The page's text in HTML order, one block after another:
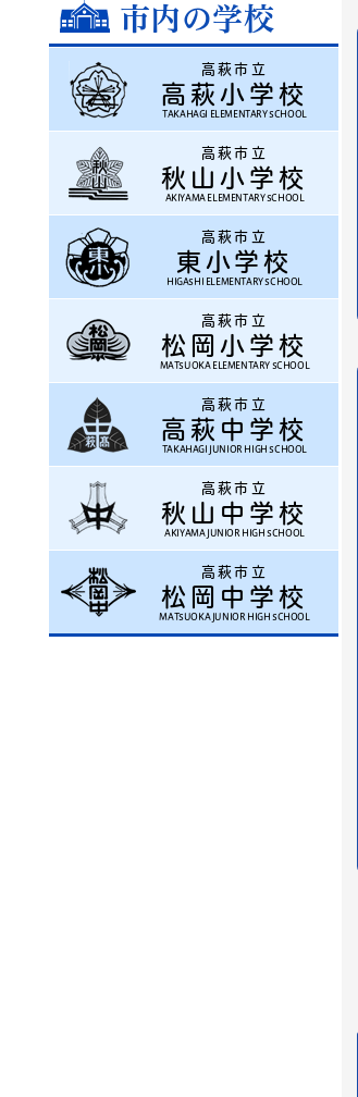
市内の学校
高萩市立
高萩小学校
TAKAHAGI ELEMENTARY SCHOOL
高萩市立
秋山小学校
AKIYAMA ELEMENTARY SCHOOL
高萩市立
東小学校
HIGASHI ELEMENTARY SCHOOL
高萩市立
松岡小学校
MATSUOKA ELEMENTARY SCHOOL
高萩市立
高萩中学校
TAKAHAGI JUNIOR HIGH SCHOOL
高萩市立
秋山中学校
AKIYAMA JUNIOR HIGH SCHOOL
高萩市立
松岡中学校
MATSUOKA JUNIOR HIGH SCHOOL